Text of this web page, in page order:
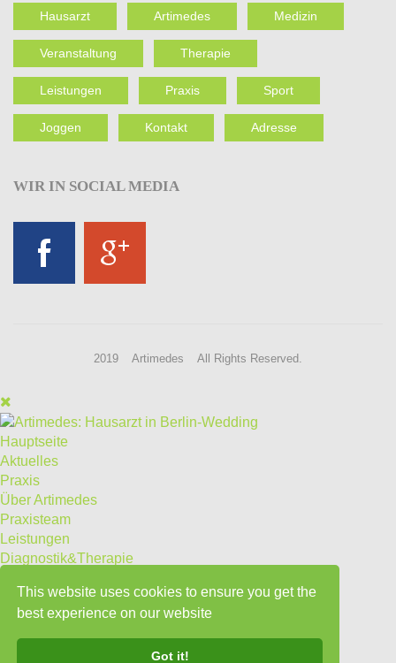
This website uses cookies to ensure you get the
best experience on our website
Got it!
Hausarzt Artimedes Medizin
Veranstaltung Therapie
Leistungen Praxis Sport
Joggen Kontakt Adresse
WIRIN SOCIAL MEDIA
2019 Artimedes All Rights Reserved.
Hauptseite
Aktuelles
Praxis
Über Artimedes
Praxisteam
Leistungen
Diagnostik&Therapie
Manuelle Medizin
Psychotherapie
Ernährungsberatung